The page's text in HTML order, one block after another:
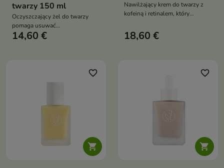
twarzy 150 ml
Oczyszczający żel do twarzy
pomaga usuwać
zanieczyszczenia, wygładzać
problematycznej
14,60 €
Nawilżający krem do twarzy z
kofeiną i retinalem, który
redukuje zmarszczki i wspiera jej
odżywienie
18,60 €

favorite_border

favorite_border